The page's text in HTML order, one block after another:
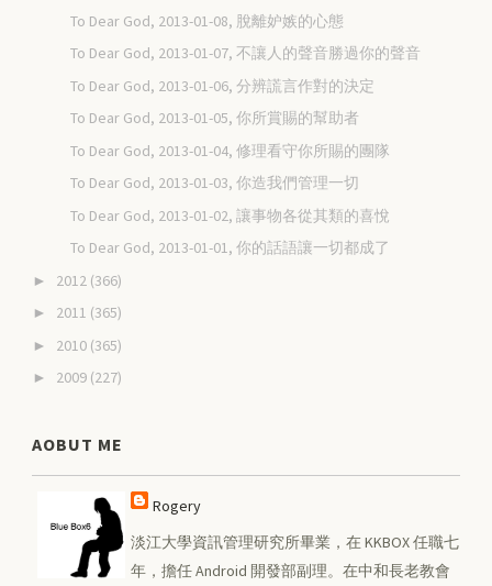
To Dear God, 2013-01-08, 脫離妒嫉的心態
To Dear God, 2013-01-07, 不讓人的聲音勝過你的聲音
To Dear God, 2013-01-06, 分辨謊言作對的決定
To Dear God, 2013-01-05, 你所賞賜的幫助者
To Dear God, 2013-01-04, 修理看守你所賜的團隊
To Dear God, 2013-01-03, 你造我們管理一切
To Dear God, 2013-01-02, 讓事物各從其類的喜悅
To Dear God, 2013-01-01, 你的話語讓一切都成了
► 2012 (366)
► 2011 (365)
► 2010 (365)
► 2009 (227)
AOBUT ME
Rogery
淡江大學資訊管理研究所畢業，在 KKBOX 任職七
年，擔任 Android 開發部副理。在中和長老教會